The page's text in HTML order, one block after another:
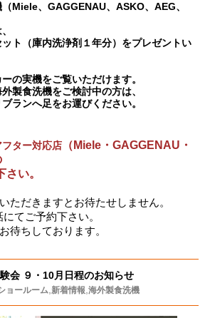
Miele、GAGGENAU、ASKO、AEG、
ト（庫内洗浄剤１年分）をプレゼントい
の実機をご覧いただけます。
製食洗機をご検討中の方は、
ランへ足をお運びください。
ター対応店（Miele・GAGGENAU・
い。
ただきますとお待たせしません。
てご予約下さい。
待ちしております。
会 ９・10月日程のお知らせ
ョールーム 新着情報 海外製食洗機